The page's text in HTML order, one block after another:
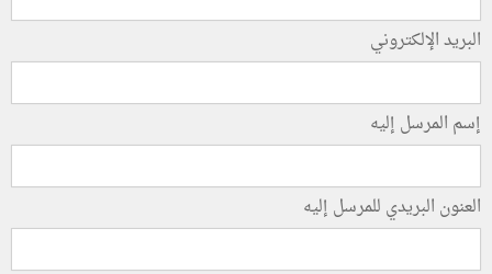
البريد الإلكتروني
إسم المرسل إليه
العنون البريدي للمرسل إليه